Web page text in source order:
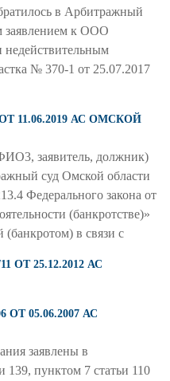
в Арбитражный
заявлением к ООО
недействительным
№ 370-1 от 25.07.2017
11.06.2019 АС ОМСКОЙ
заявитель, должник)
суд Омской области
Федерального закона от
(банкротстве)»
(банкротом) в связи с
ОТ 25.12.2012 АС
05.06.2007 АС
заявлены в
139, пунктом 7 статьи 110